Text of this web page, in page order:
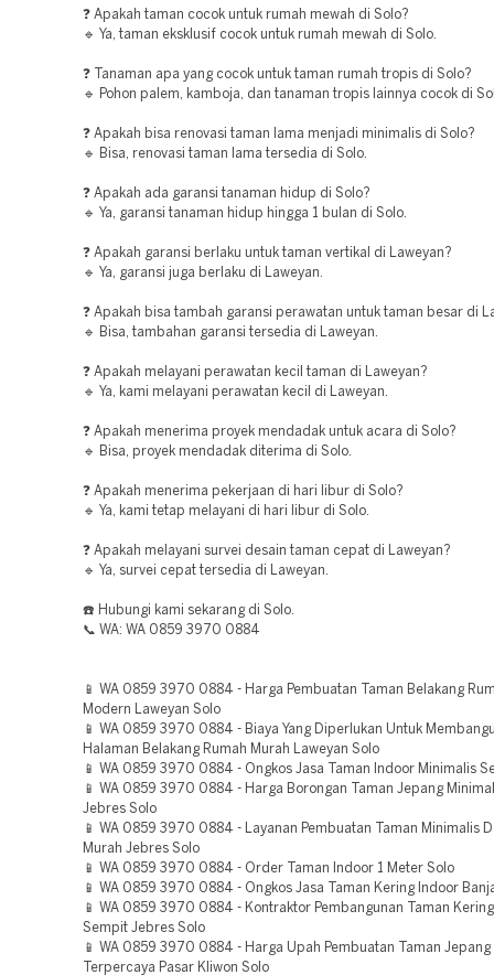
❓ Apakah taman cocok untuk rumah mewah di Solo?
🔹 Ya, taman eksklusif cocok untuk rumah mewah di Solo.
❓ Tanaman apa yang cocok untuk taman rumah tropis di Solo?
🔹 Pohon palem, kamboja, dan tanaman tropis lainnya cocok di
❓ Apakah bisa renovasi taman lama menjadi minimalis di Solo?
🔹 Bisa, renovasi taman lama tersedia di Solo.
❓ Apakah ada garansi tanaman hidup di Solo?
🔹 Ya, garansi tanaman hidup hingga 1 bulan di Solo.
❓ Apakah garansi berlaku untuk taman vertikal di Laweyan?
🔹 Ya, garansi juga berlaku di Laweyan.
❓ Apakah bisa tambah garansi perawatan untuk taman besar di
🔹 Bisa, tambahan garansi tersedia di Laweyan.
❓ Apakah melayani perawatan kecil taman di Laweyan?
🔹 Ya, kami melayani perawatan kecil di Laweyan.
❓ Apakah menerima proyek mendadak untuk acara di Solo?
🔹 Bisa, proyek mendadak diterima di Solo.
❓ Apakah menerima pekerjaan di hari libur di Solo?
🔹 Ya, kami tetap melayani di hari libur di Solo.
❓ Apakah melayani survei desain taman cepat di Laweyan?
🔹 Ya, survei cepat tersedia di Laweyan.
☎️ Hubungi kami sekarang di Solo.
📞 WA: WA 0859 3970 0884
📱 WA 0859 3970 0884 - Harga Pembuatan Taman Belakang
Modern Laweyan Solo
📱 WA 0859 3970 0884 - Biaya Yang Diperlukan Untuk
Halaman Belakang Rumah Murah Laweyan Solo
📱 WA 0859 3970 0884 - Ongkos Jasa Taman Indoor Minimalis
📱 WA 0859 3970 0884 - Harga Borongan Taman Jepang
Jebres Solo
📱 WA 0859 3970 0884 - Layanan Pembuatan Taman Minimalis
Murah Jebres Solo
📱 WA 0859 3970 0884 - Order Taman Indoor 1 Meter Solo
📱 WA 0859 3970 0884 - Ongkos Jasa Taman Kering Indoor
📱 WA 0859 3970 0884 - Kontraktor Pembangunan Taman
Sempit Jebres Solo
📱 WA 0859 3970 0884 - Harga Upah Pembuatan Taman Jepang
Terpercaya Pasar Kliwon Solo